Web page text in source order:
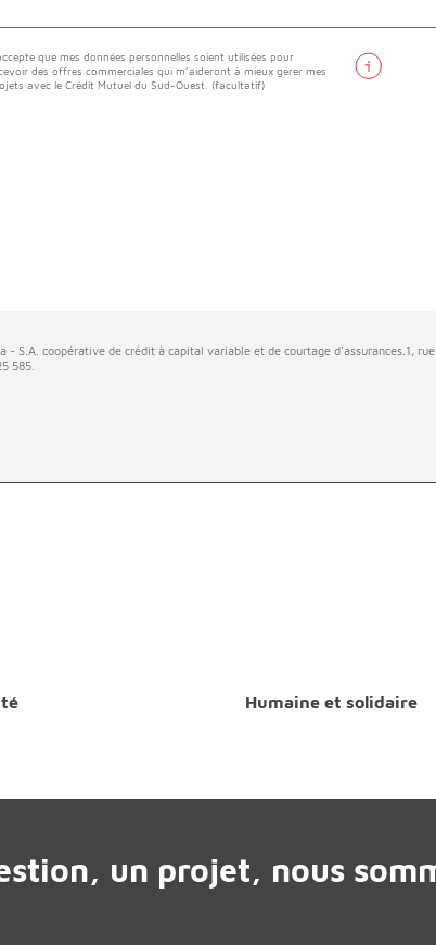
que mes données personnelles soient utilisées pour
des offres commerciales qui m’aideront à mieux gérer mes
avec le Crédit Mutuel du Sud-Ouest. (facultatif)
- S.A. coopérative de crédit à capital variable et de courtage d'assurances.1,
585.
Humaine et solidaire
un projet, nous